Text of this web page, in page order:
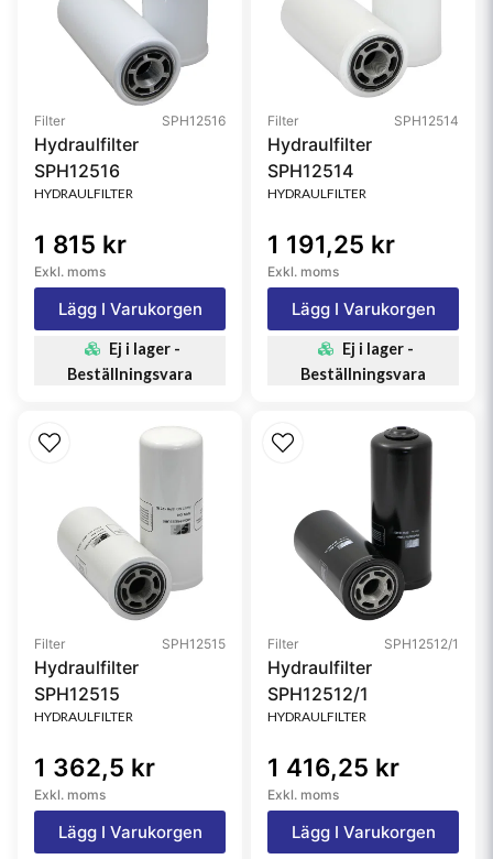
Filter SPH12516
Hydraulfilter
SPH12516
HYDRAULFILTER
1 815 kr
Exkl. moms
Lägg I Varukorgen
Ej i lager -
Beställningsvara
Filter SPH12514
Hydraulfilter
SPH12514
HYDRAULFILTER
1 191,25 kr
Exkl. moms
Lägg I Varukorgen
Ej i lager -
Beställningsvara
Filter SPH12515
Hydraulfilter
SPH12515
HYDRAULFILTER
1 362,5 kr
Exkl. moms
Lägg I Varukorgen
Filter SPH12512/1
Hydraulfilter
SPH12512/1
HYDRAULFILTER
1 416,25 kr
Exkl. moms
Lägg I Varukorgen